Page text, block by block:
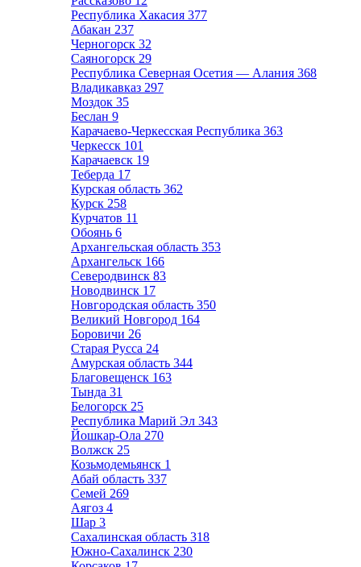
Республика Хакасия 377
Абакан 237
Черногорск 32
Саяногорск 29
Республика Северная Осетия — Алания 368
Владикавказ 297
Моздок 35
Беслан 9
Карачаево-Черкесская Республика 363
Черкесск 101
Карачаевск 19
Теберда 17
Курская область 362
Курск 258
Курчатов 11
Обоянь 6
Архангельская область 353
Архангельск 166
Северодвинск 83
Новодвинск 17
Новгородская область 350
Великий Новгород 164
Боровичи 26
Старая Русса 24
Амурская область 344
Благовещенск 163
Тында 31
Белогорск 25
Республика Марий Эл 343
Йошкар-Ола 270
Волжск 25
Козьмодемьянск 1
Абай область 337
Семей 269
Аягоз 4
Шар 3
Сахалинская область 318
Южно-Сахалинск 230